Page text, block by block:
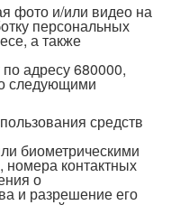
фото и/или видео на
персональных
а также
адресу 680000,
следующими
средств
биометрическими
контактных
о
и разрешение его